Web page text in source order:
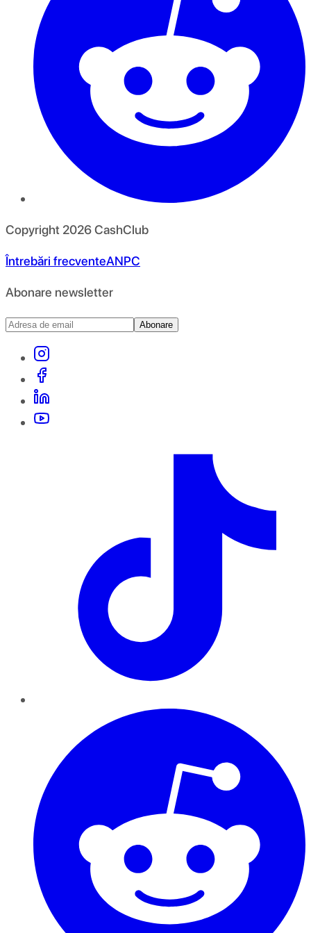
Copyright 2026CashClub
Întrebări frecventeANPC
Abonare newsletter
Abonare